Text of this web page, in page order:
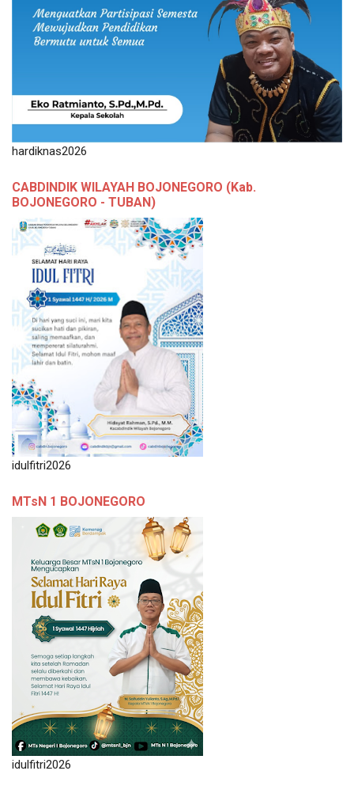
hardiknas2026
CABDINDIK WILAYAH BOJONEGORO (Kab.
BOJONEGORO - TUBAN)
idulfitri2026
MTsN 1 BOJONEGORO
idulfitri2026